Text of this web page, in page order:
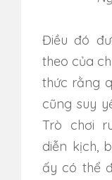
Điều đó
theo của
thức rằng
cũng suy
Trò chơi
diễn kịch,
ấy có thể